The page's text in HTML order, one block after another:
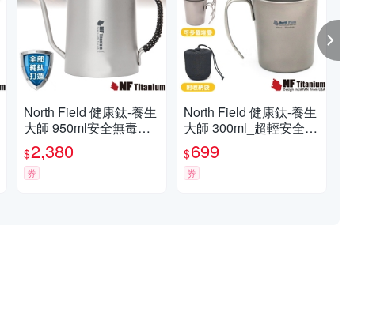
North Field 健康鈦-養生
大師 950ml安全無毒純
鈦手沖式咖啡壺(含鈦蓋)
$2,380
券
North Field 健康鈦-養生
大師 300ml_超輕安全無
毒純鈦茶杯.提耳鈦杯
$699
券